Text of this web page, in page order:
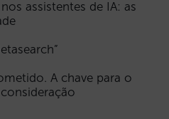
assistentes de IA: as
A chave para o